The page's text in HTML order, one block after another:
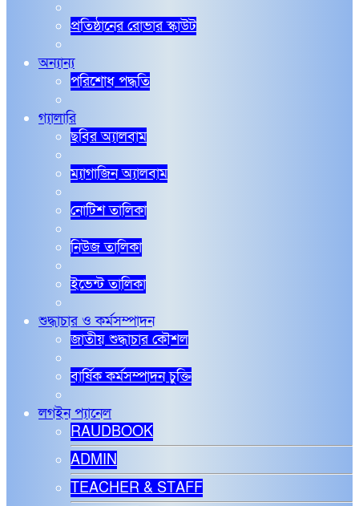
প্রতিষ্ঠানের রোভার স্কাউট
অন্যান্য
পরিশোধ পদ্ধতি
গ্যালারি
ছবির অ্যালবাম
ম্যাগাজিন অ্যালবাম
নোটিশ তালিকা
নিউজ তালিকা
ইভেন্ট তালিকা
শুদ্ধাচার ও কর্মসম্পাদন
জাতীয় শুদ্ধাচার কৌশল
বার্ষিক কর্মসম্পাদন চুক্তি
লগইন প্যানেল
RAUDBOOK
ADMIN
TEACHER & STAFF